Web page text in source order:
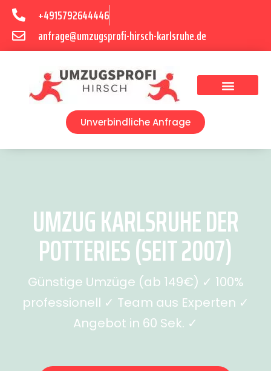
+4915792644446
anfrage@umzugsprofi-hirsch-karlsruhe.de
Unverbindliche Anfrage
UMZUG KARLSRUHE DER
POTTERIES (SEIT 2007)
Günstige Umzüge (ab 149€) ✓ 100%
professionell ✓ Team aus Experten ✓
Angebot in 60 Sek. ✓